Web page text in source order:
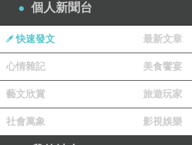
個人新聞台
快速發文 最新文章
心情雜記 美食饗宴
藝文欣賞 旅遊玩家
社會萬象 影視娛樂